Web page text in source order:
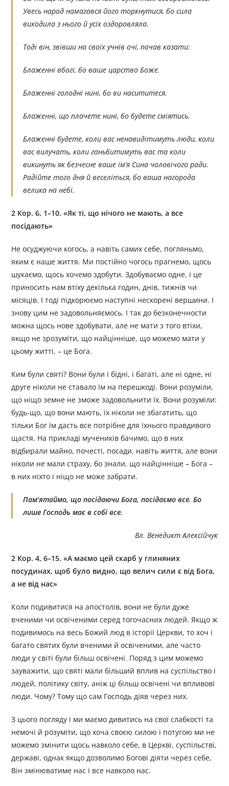
Увесь народ намагався його торкнутися, бо сила
виходила з нього й усіх оздоровляла.
Тоді він, звівши на своїх учнів очі, почав казати:
Блаженні вбогі, бо ваше царство Боже.
Блаженні голодні нині, бо ви насититеся.
Блаженні, що плачете нині, бо будете сміятись.
Блаженні будете, коли вас ненавидітимуть люди, коли
вас вилучать, коли ганьбитимуть вас та коли
викинуть як безчесне ваше ім’я Сина чоловічого ради.
Радійте того дня й веселіться, бо ваша нагорода
велика на небі.
2 Кор. 6, 1–10. «Як ті, що нічого не мають, а все
посідають»
Не осуджуючи когось, а навіть самих себе, погляньмо,
яким є наше життя. Ми постійно чогось прагнемо, щось
шукаємо, щось хочемо здобути. Здобуваємо одне, і це
приносить нам втіху декілька годин, днів, тижнів чи
місяців. І тоді підкорюємо наступні нескорені вершини. І
знову цим не задовольняємось. І так до безконечности
можна щось нове здобувати, але не мати з того втіхи,
якщо не зрозуміти, що найцінніше, що можемо мати у
цьому житті, – це Бога.
Ким були святі? Вони були і бідні, і багаті, але ні одне, ні
друге ніколи не ставало їм на перешкоді. Вони розуміли,
що ніщо земне не зможе задовольнити їх. Вони розуміли:
будь-що, що вони мають, їх ніколи не збагатить, що
тільки Бог їм дасть все потрібне для їхнього правдивого
щастя. На прикладі мучеників бачимо, що в них
відбирали майно, почесті, посади, навіть життя, але вони
ніколи не мали страху, бо знали, що найцінніше – Бога –
в них ніхто і ніщо не може забрати.
Пам’ятаймо, що посідаючи Бога, посідаємо все. Бо
лише Господь має в собі все.
Вл. Венедикт Алексійчук
2 Кор. 4, 6–15. «А маємо цей скарб у глиняних
посудинах, щоб було видно, що велич сили є від Бога,
а не від нас»
Коли подивитися на апостолів, вони не були дуже
вченими чи освіченими серед тогочасних людей. Якщо ж
подивимось на весь Божий люд в історії Церкви, то хоч і
багато святих були вченими й освіченими, але часто
люди у світі були більш освічені. Поряд з цим можемо
зауважити, що святі мали більший вплив на суспільство і
людей, політику світу, аніж ці більш освічені чи впливові
люди. Чому? Тому що сам Господь діяв через них.
З цього погляду і ми маємо дивитись на свої слабкості та
немочі й розуміти, що хоча своєю силою і потугою ми не
можемо змінити щось навколо себе, в Церкві, суспільстві,
державі, однак якщо дозволимо Богові діяти через себе,
Він змінюватиме нас і все навколо нас.